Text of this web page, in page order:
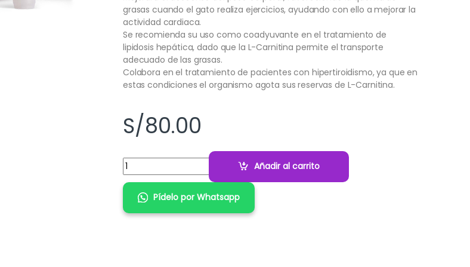
grasas cuando el gato realiza ejercicios, ayudando con ello a mejorar la
actividad cardiaca.
Se recomienda su uso como coadyuvante en el tratamiento de
lipidosis hepática, dado que la L-Carnitina permite el transporte
adecuado de las grasas.
Colabora en el tratamiento de pacientes con hipertiroidismo, ya que en
estas condiciones el organismo agota sus reservas de L-Carnitina.
S/80.00
Cantidad: Añadir al carrito
Pídelo por Whatsapp